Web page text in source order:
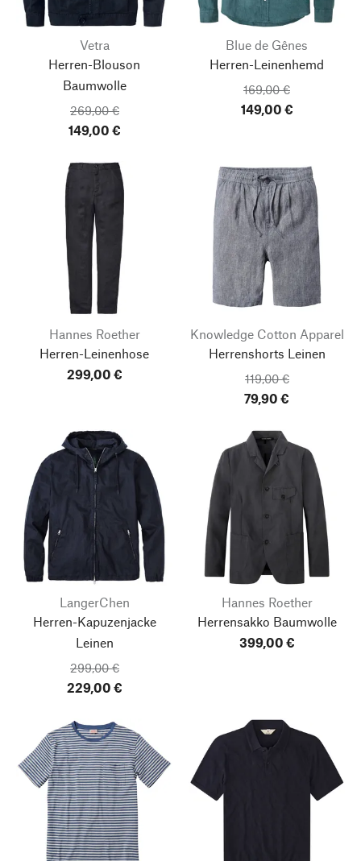
Vetra
Herren-Blouson
Baumwolle
269,00 €
149,00 €
Blue de Gênes
Herren-Leinenhemd
169,00 €
149,00 €
Hannes Roether
Herren-Leinenhose
299,00 €
Knowledge Cotton Apparel
Herrenshorts Leinen
119,00 €
79,90 €
LangerChen
Herren-Kapuzenjacke
Leinen
299,00 €
229,00 €
Hannes Roether
Herrensakko Baumwolle
399,00 €